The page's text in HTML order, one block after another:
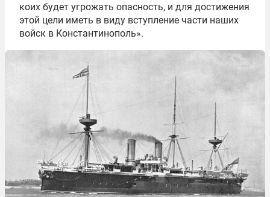
коих будет угрожать опасность, и для достижения
этой цели иметь в виду вступление части наших
войск в Константинополь».